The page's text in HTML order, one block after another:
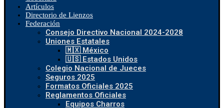
Artículos
Directorio de Lienzos
Federación
Consejo Directivo Nacional 2024-2028
Uniones Estatales
🇲🇽 México
🇺🇸 Estados Unidos
Colegio Nacional de Jueces
Seguros 2025
Formatos Oficiales 2025
Reglamentos Oficiales
Equipos Charros